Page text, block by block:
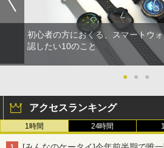
初心者の方におくる、スマートウ
認したい10のこと
● ● ●
アクセスランキング
1時間 24時間